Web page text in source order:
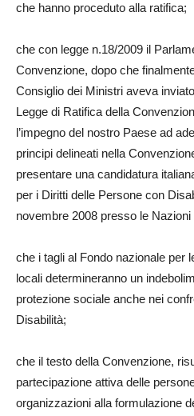
che hanno proceduto alla ratifica;
che con legge n.18/2009 il
Convenzione, dopo che
Consiglio dei Ministri aveva
Legge di Ratifica della
l’impegno del nostro Paese ad
principi delineati nella
presentare una candidatura
per i Diritti delle Persone con
novembre 2008 presso le Nazioni
che i tagli al Fondo nazionale per
locali determineranno un
protezione sociale anche nei
Disabilità;
che il testo della Convenzione,
partecipazione attiva delle
organizzazioni alla formulazione